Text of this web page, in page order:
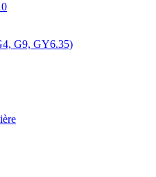
G9, GY6.35)